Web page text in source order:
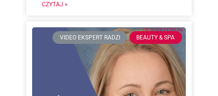
CZYTAJ »
VIDEO EKSPERT RADZI BEAUTY & SPA